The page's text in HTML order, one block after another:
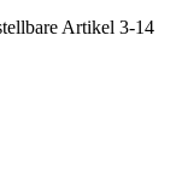
Artikel 3-14